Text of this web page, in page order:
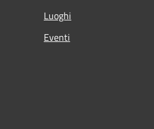
Luoghi
Eventi